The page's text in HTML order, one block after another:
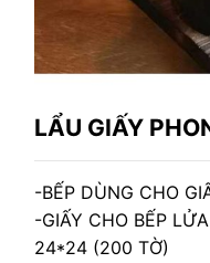
LẨU GIẤY
-BẾP DÙNG CHO
-GIẤY CHO BẾP
24*24 (200 TỜ)